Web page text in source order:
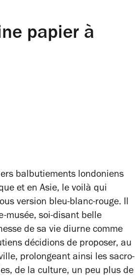
papier à
balbutiements londoniens
et en Asie, le voilà qui
version bleu-blanc-rouge. Il
musée, soi-disant belle
de sa vie diurne comme
décidions de proposer, au
prolongeant ainsi les sacro-
de la culture, un peu plus de